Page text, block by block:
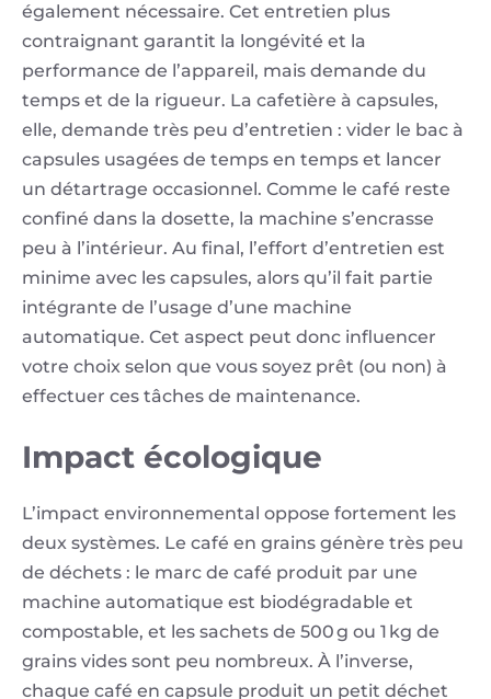
également nécessaire. Cet entretien plus
contraignant garantit la longévité et la
performance de l’appareil, mais demande du
temps et de la rigueur. La cafetière à capsules,
elle, demande très peu d’entretien : vider le bac à
capsules usagées de temps en temps et lancer
un détartrage occasionnel. Comme le café reste
confiné dans la dosette, la machine s’encrasse
peu à l’intérieur. Au final, l’effort d’entretien est
minime avec les capsules, alors qu’il fait partie
intégrante de l’usage d’une machine
automatique. Cet aspect peut donc influencer
votre choix selon que vous soyez prêt (ou non) à
effectuer ces tâches de maintenance.
Impact écologique
L’impact environnemental oppose fortement les
deux systèmes. Le café en grains génère très peu
de déchets : le marc de café produit par une
machine automatique est biodégradable et
compostable, et les sachets de 500 g ou 1 kg de
grains vides sont peu nombreux. À l’inverse,
chaque café en capsule produit un petit déchet